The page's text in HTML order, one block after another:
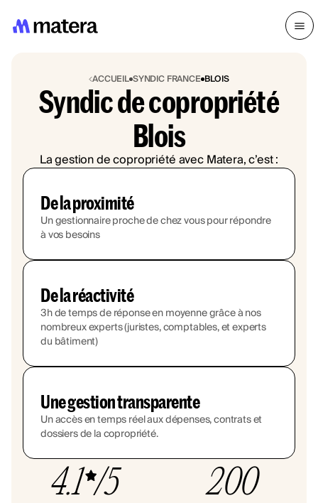
ACCUEIL SYNDIC FRANCE BLOIS
Syndic de copropriété
Blois
La gestion de copropriété avec Matera, c’est :
De la proximité
Un gestionnaire proche de chez vous pour répondre
à vos besoins
De la réactivité
3h de temps de réponse en moyenne grâce à nos
nombreux experts (juristes, comptables, et experts
du bâtiment)
Une gestion transparente
Un accès en temps réel aux dépenses, contrats et
dossiers de la copropriété.
4.1 /5 200